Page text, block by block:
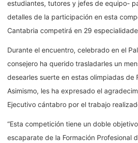
estudiantes, tutores y jefes de equipo-
detalles de la participación en esta
Cantabria competirá en 29
Durante el encuentro, celebrado en el
consejero ha querido trasladarles un
desearles suerte en estas olimpiadas de
Asimismo, les ha expresado el
Ejecutivo cántabro por el trabajo
“Esta competición tiene un doble
escaparate de la Formación Profesional